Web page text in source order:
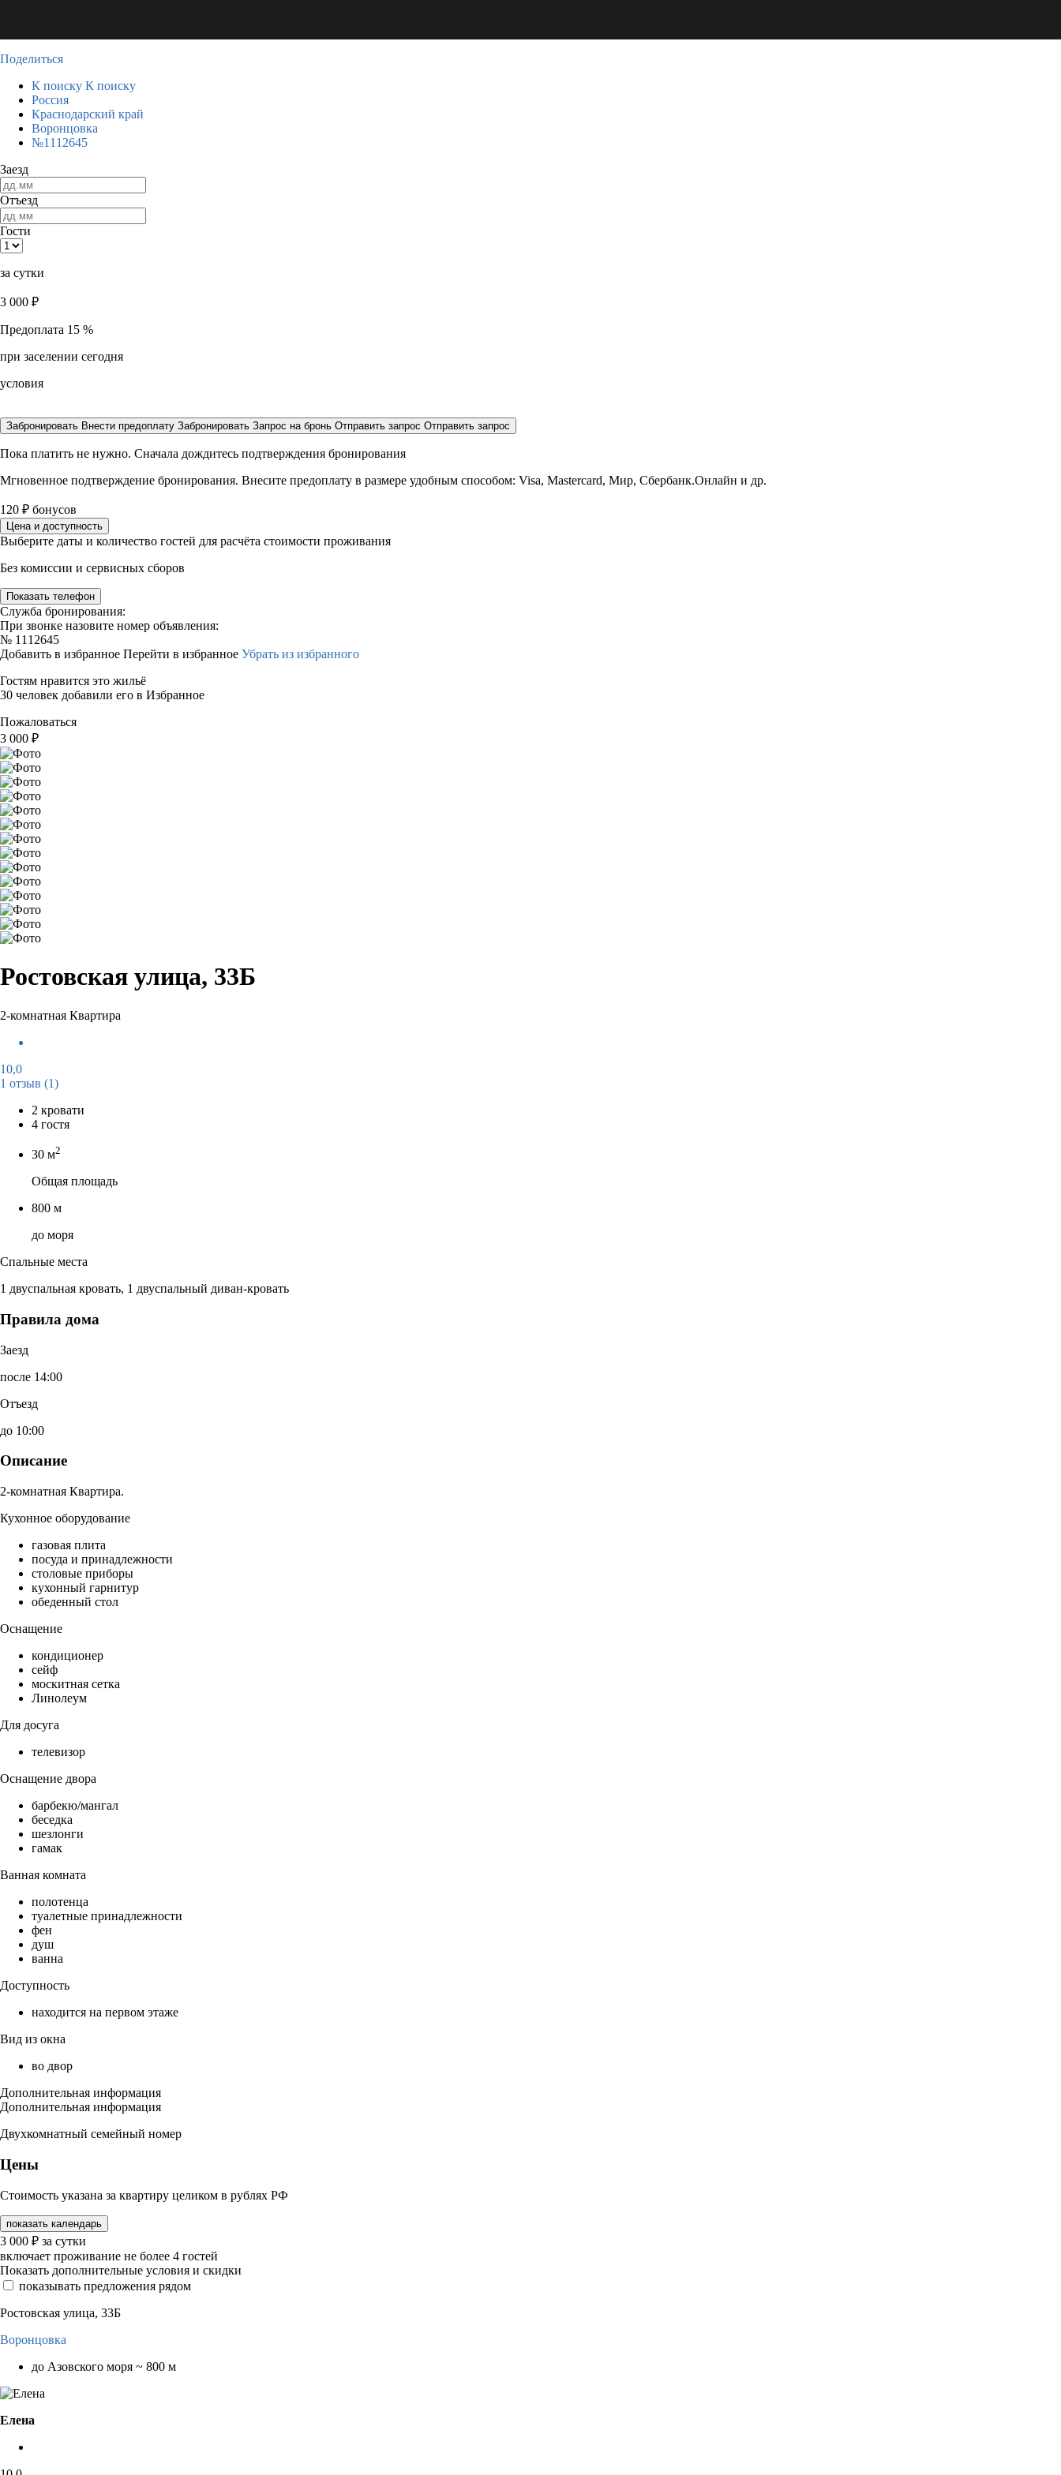
Поделиться
К поиску К поиску
Россия
Краснодарский край
Воронцовка
№1112645
Заезд
Отъезд
Гости
за сутки
3 000 ₽
Предоплата 15 %
при заселении сегодня
условия
Забронировать Внести предоплату Забронировать Запрос на бронь Отправить запрос Отправить запрос
Пока платить не нужно. Сначала дождитесь подтверждения бронирования
Мгновенное подтверждение бронирования. Внесите предоплату в размере удобным способом: Visa, Mastercard, Мир, Сбербанк.Онлайн и др.
120 ₽ бонусов
Цена и доступность
Выберите даты и количество гостей для расчёта стоимости проживания
Без комиссии и сервисных сборов
Показать телефон
Служба бронирования:
При звонке назовите номер объявления:
№ 1112645
Добавить в избранное Перейти в избранное Убрать из избранного
Гостям нравится это жильё
30 человек добавили его в Избранное
Пожаловаться
3 000 ₽
Ростовская улица, 33Б
2-комнатная Квартира
10,0
1 отзыв (1)
2 кровати
4 гостя
30 м2
Общая площадь
800 м
до моря
Спальные места
1 двуспальная кровать, 1 двуспальный диван-кровать
Правила дома
Заезд
после 14:00
Отъезд
до 10:00
Описание
2-комнатная Квартира.
Кухонное оборудование
газовая плита
посуда и принадлежности
столовые приборы
кухонный гарнитур
обеденный стол
Оснащение
кондиционер
сейф
москитная сетка
Линолеум
Для досуга
телевизор
Оснащение двора
барбекю/мангал
беседка
шезлонги
гамак
Ванная комната
полотенца
туалетные принадлежности
фен
душ
ванна
Доступность
находится на первом этаже
Вид из окна
во двор
Дополнительная информация
Дополнительная информация
Двухкомнатный семейный номер
Цены
Стоимость указана за квартиру целиком в рублях РФ
показать календарь
3 000 ₽ за сутки
включает проживание не более 4 гостей
Показать дополнительные условия и скидки
показывать предложения рядом
Ростовская улица, 33Б
Воронцовка
до Азовского моря ~ 800 м
Елена